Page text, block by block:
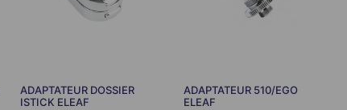
ADAPTATEUR DOSSIER
ISTICK ELEAF
ADAPTATEUR 510/EGO
ELEAF